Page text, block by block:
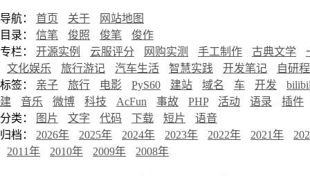
导航： 首页 关于
网站地图
目录： 信笔 俊照 俊笔
俊作
专栏： 开源实例 云服评分 网购实测 手工制作 古典文学
文化娱乐
旅行游记 汽车生活 智慧实践 开发笔记
自研
标签： 亲子 旅行 电影 PyS60 建站 域名 车 开发
建
音乐 微博 科技 AcFun 事故 PHP 活动 语录
插件
分类：
图片 文字 代码 下载 短片
语音
归档： 2026年 2025年 2024年 2023年 2022年 2021年
2011年
2010年 2009年 2008年